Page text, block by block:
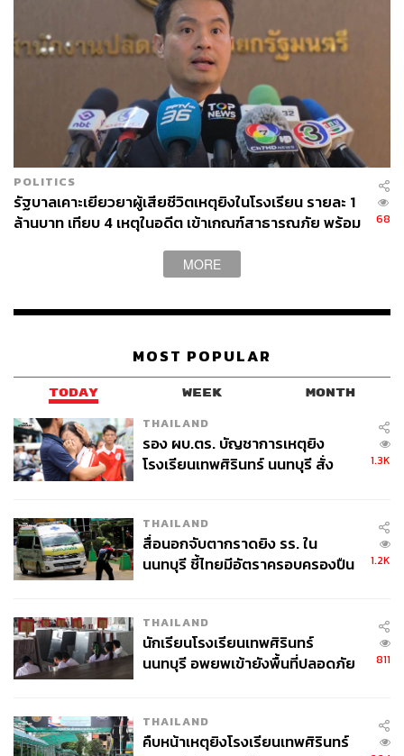
งบประมาณบัตรสวัสดิการแห่งรัฐในปีงบประมาณ 2570 ถูก
ตั้งไว้ที่ 42,000 ล้านบาท ลดลงจาก 56,400 ล้านบาทใน
ปีงบประมาณ 2569 หรือหายไป 14,400 ล้านบาท
ลวรณ แสงสนิท ปลัดกระทรวงการคลัง ระบุว่า ตัวเลขงบ
ประมาณดังกล่าวเป็นเพียงกรอบตั้งต้น เพราะรัฐบาลยังไม่
ทราบจำนวนผู้ผ่านเกณฑ์ที่แท้จริง และหากงบไม่เพียงพอ
สามารถเสนอขอใช้งบกลางเพิ่มเติมได้ตามแนวทางที่เคย
ดำเนินการในปีก่อน
ขณะที่ วินิจ วิเศษสุวรรณภูมิ ผู้อำนวยการสำนักงานเศรษฐกิจ
ระบุว่า การทบทวนสิทธิรอบใหม่มีเป้าหมายดึงคน
ตกหล่นเข้าสู่ระบบ ไม่ได้ตั้งต้นจากการจำกัดจำนวนผู้ได้รับ
ระดับความเดือดร้อนก่อน แล้วจึงจัดหาแหล่งงบประมาณตาม
จำนวนผู้ผ่านเกณฑ์จริง แตกต่างจากการกำหนดจำนวนผู้รับ
สิทธิจากวงเงินงบประมาณที่มีอยู่ตั้งแต่ต้น
อย่างไรก็ดี เมื่อจำนวนผู้มีสิทธิยังไม่ชัดเจน ภาระงบประมาณ
จริงจึงยังเป็นประเด็นที่ต้องติดตามหลังประกาศผลการลง
ทะเบียนในวันที่ 17 กรกฎาคม 2569
สวัสดิการต่อหัวเป็นอย่างไร รัฐต้องใช้งบเท่าไร
ผู้ถือบัตรสวัสดิการแห่งรัฐรอบเดิมมีจำนวน 13.33 ล้านคน
โดยสิทธิประโยชน์หลักยังคงเป็นมาตรการช่วยลดภาระค่า
ครองชีพ ทั้งค่าใช้จ่ายซื้อสินค้า ค่าเดินทาง ค่าก๊าซหุงต้ม ค่า
ไฟฟ้า และค่าน้ำประปา
ในส่วนที่เป็นสิทธิรายบุคคล ผู้มีสิทธิได้รับวงเงิน ดังนี้
POLITICS
รัฐบาลเคาะเยียวยาผู้เสียชีวิตเหตุยิงในโรงเรียน รายละ 1
ล้านบาท เทียบ 4 เหตุในอดีต เข้าเกณฑ์สาธารณภัย พร้อม
68
MORE
MOST POPULAR
TODAY WEEK MONTH
THAILAND
รอง ผบ.ตร. บัญชาการเหตุยิง
โรงเรียนเทพศิรินทร์ นนทบุรี สั่ง
1.3K
THAILAND
สื่อนอกจับตากราดยิง รร. ใน
นนทบุรี ชี้ไทยมีอัตราครอบครองปืน
1.2K
THAILAND
นักเรียนโรงเรียนเทพศิรินทร์
นนทบุรี อพยพเข้ายังพื้นที่ปลอดภัย
811
THAILAND
คืบหน้าเหตุยิงโรงเรียนเทพศิรินทร์